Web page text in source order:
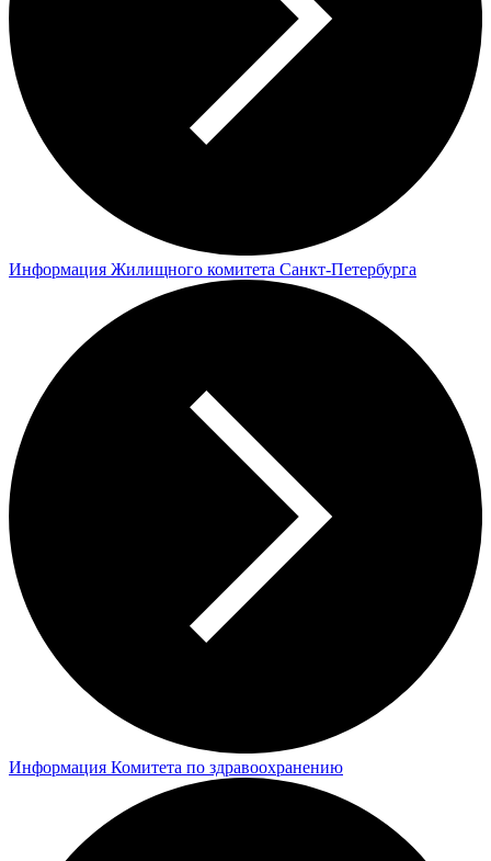
Информация Жилищного комитета Санкт-Петербурга
Информация Комитета по здравоохранению